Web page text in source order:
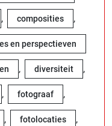
, composities ,
en perspectieven
, diversiteit ,
, fotograaf ,
, fotolocaties ,